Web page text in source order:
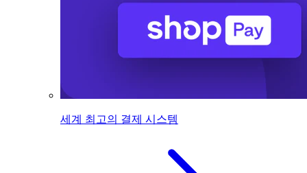
세계 최고의 결제 시스템